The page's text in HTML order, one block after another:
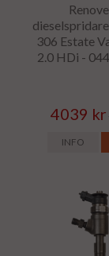
306 Estate
2.0 HDi -
4039 kr
INFO